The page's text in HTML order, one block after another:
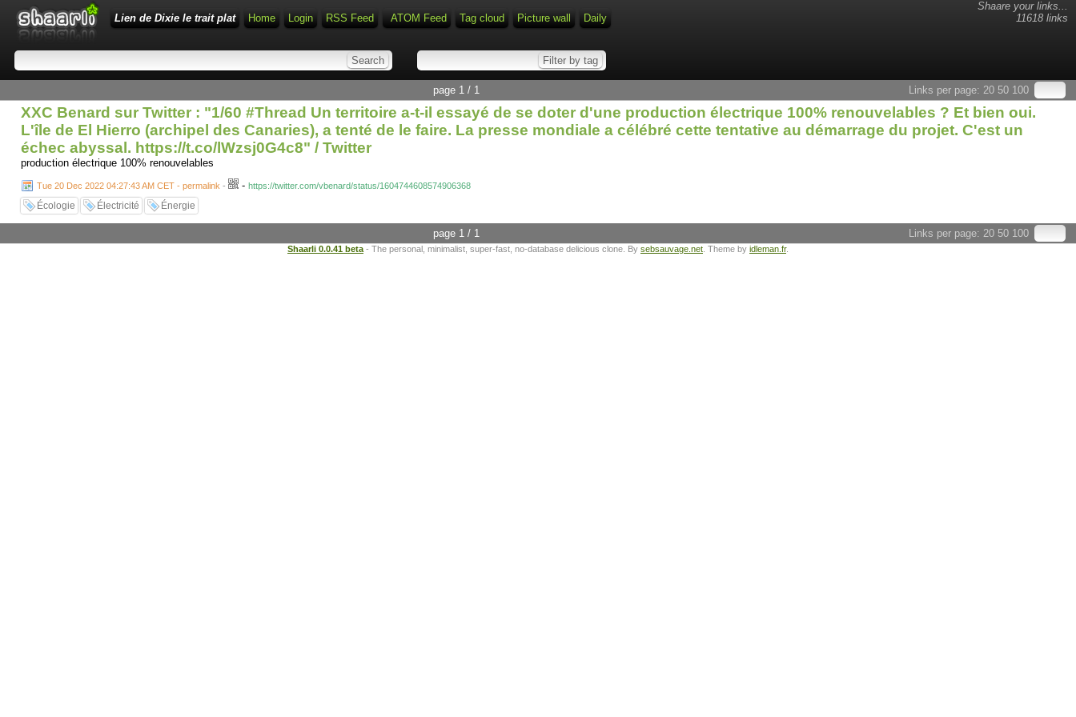
Shaare your links...
11618 links
Lien de Dixie le trait plat Home Login RSS Feed ATOM Feed Tag cloud Picture wall Daily
Links per page: 20 50 100
page 1 / 1
XXC Benard sur Twitter : "1/60 #Thread Un territoire a-t-il essayé de se doter d'une production électrique 100% renouvelables ? Et bien oui.
L'île de El Hierro (archipel des Canaries), a tenté de le faire. La presse mondiale a célébré cette tentative au démarrage du projet. C'est un
échec abyssal. https://t.co/lWzsj0G4c8" / Twitter
production électrique 100% renouvelables
Tue 20 Dec 2022 04:27:43 AM CET - permalink - - https://twitter.com/vbenard/status/1604744608574906368
Écologie Électricité Énergie
Links per page: 20 50 100
page 1 / 1
Shaarli 0.0.41 beta - The personal, minimalist, super-fast, no-database delicious clone. By sebsauvage.net . Theme by idleman.fr.